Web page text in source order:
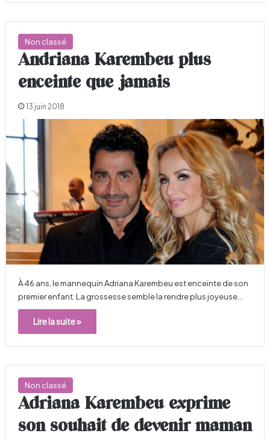
Non classé
Andriana Karembeu plus
enceinte que jamais
13 juin 2018
À 46 ans, le mannequin Adriana Karembeu est enceinte de son
premier enfant. La grossesse semble la rendre plus joyeuse…
Lire la suite »
Non classé
Adriana Karembeu exprime
son souhait de devenir maman